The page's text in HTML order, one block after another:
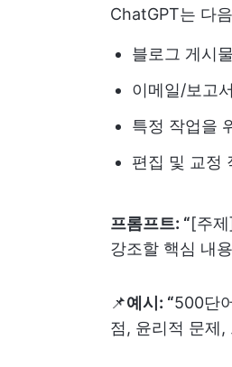
ChatGPT는 다
블로그 게시
이메일/보고
특정 작업을
편집 및 교정
프롬프트: “[주
강조할 핵심 내
📌예시: “500단
점, 윤리적 문제,